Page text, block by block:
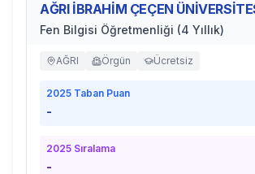
AĞRI İBRAHİM ÇEÇEN
Fen Bilgisi Öğretmenliği (4 Yıllık)
AĞRI Örgün Ücretsiz
2025 Taban Puan
-
2025 Sıralama
-